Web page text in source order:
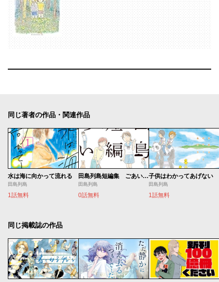
同じ著者の作品・関連作品
水は海に向かって流れる
田島列島
1話無料
田島列島短編集 ごあいさつ
田島列島
0話無料
子供はわかってあげない
田島列島
1話無料
同じ掲載誌の作品